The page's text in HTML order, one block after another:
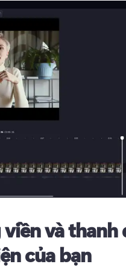
và thanh
của bạn